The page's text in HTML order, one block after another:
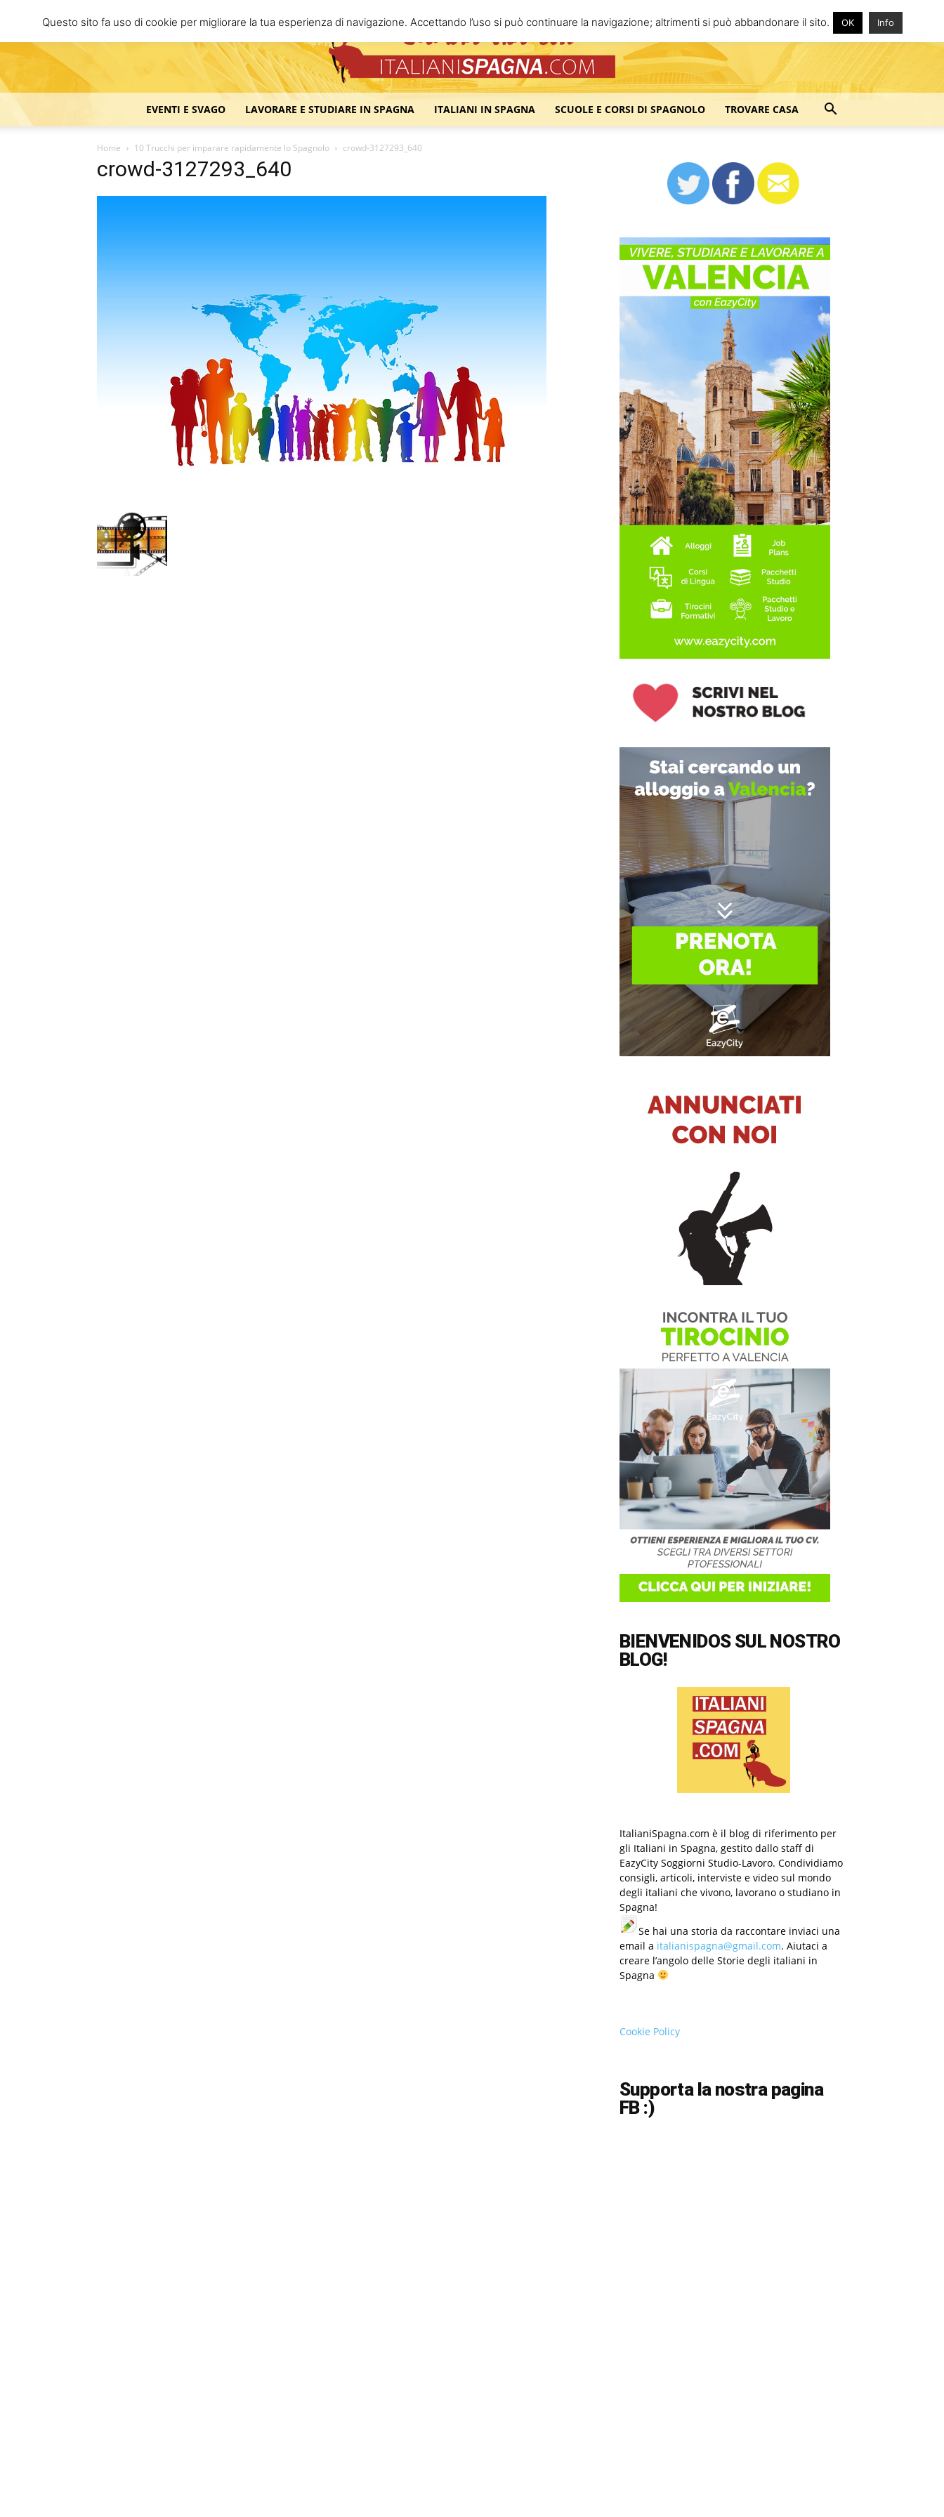
Italiani
EVENTI E SVAGO LAVORARE E STUDIARE IN SPAGNA ITALIANI IN SPAGNA SCUOLE E CORSI DI SPAGNOLO TROVARE CASA
Home 10 Trucchi per imparare rapidamente lo Spagnolo crowd-3127293_640
crowd-3127293_640
BIENVENIDOS SUL NOSTRO
BLOG!
ItalianiSpagna.com è il blog di riferimento per
gli Italiani in Spagna, gestito dallo staff di
EazyCity Soggiorni Studio-Lavoro. Condividiamo
consigli, articoli, interviste e video sul mondo
degli italiani che vivono, lavorano o studiano in
Spagna!
Se hai una storia da raccontare inviaci una
email a italianispagna@gmail.com. Aiutaci a
creare l’angolo delle Storie degli italiani in
Spagna
Cookie Policy
Supporta la nostra pagina
FB :)
Questo sito fa uso di cookie per migliorare la tua esperienza di navigazione. Accettando l’uso si può continuare la navigazione; altrimenti si può abbandonare il sito. OK Info